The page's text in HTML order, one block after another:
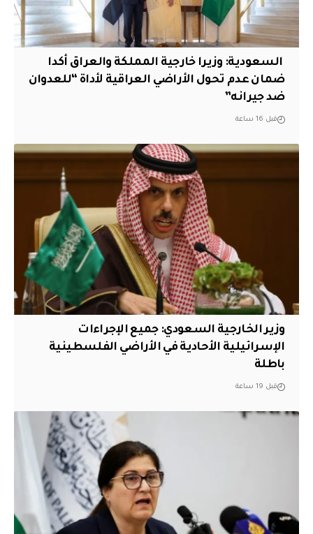
‏ السعودية: وزيرا خارجية المملكة والعراق أكدا
ضمان عدم تحول الأراضي العراقية لأداة “للعدوان
ضد جيرانه”
قبل 16 ساعة
وزير الخارجية السعودي: جميع الإجراءات
الإسرائيلية الأحادية في الأراضي الفلسطينية
باطلة
قبل 19 ساعة